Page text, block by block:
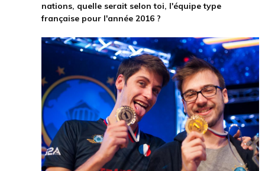
nations, quelle serait selon toi, l'équipe type
française pour l'année 2016 ?